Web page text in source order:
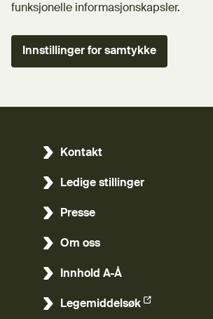
funksjonelle informasjonskapsler.
Innstillinger for samtykke
Kontakt
Ledige stillinger
Presse
Om oss
Innhold A-Å
Legemiddelsøk
(Ekstern lenke)